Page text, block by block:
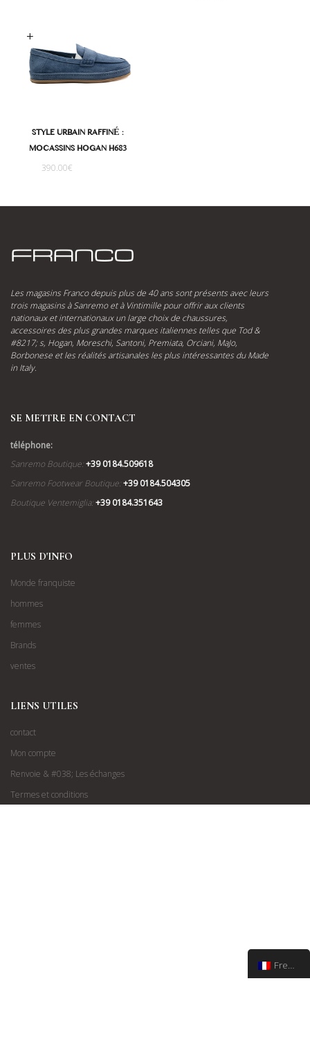
STYLE URBAIN RAFFINÉ :
MOCASSINS HOGAN H683
des options
390.00€
Les magasins Franco depuis plus de 40 ans sont présents avec leurs
trois magasins à Sanremo et à Vintimille pour offrir aux clients
nationaux et internationaux un large choix de chaussures,
accessoires des plus grandes marques italiennes telles que Tod &
#8217; s, Hogan, Moreschi, Santoni, Premiata, Orciani, MaJo,
Borbonese et les réalités artisanales les plus intéressantes du Made
in Italy.
SE METTRE EN CONTACT
téléphone:
Sanremo Boutique:+39 0184.509618
Sanremo Footwear Boutique:+39 0184.504305
Boutique Ventemiglia:+39 0184.351643
PLUS D'INFO
Monde franquiste
hommes
femmes
Brands
ventes
LIENS UTILES
contact
Mon compte
Renvoie & #038; Les échanges
Termes et conditions
French